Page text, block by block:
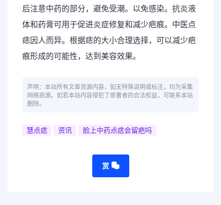
后注意中药的部分，避免受潮。以免感染。抗炎液
体和药膏可用于促进炎症修复和减少疤痕。中医点
痣因人而异。根据痣的大小合理选择，可以减少疤
痕形成的可能性，达到美容效果。
声明：本站所有文章资源内容，如无特殊说明或标注，均为采集
网络资源。如若本站内容侵犯了原著者的合法权益，可联系本站
删除。
慧点痣 资讯 脸上中药点痣会留疤吗
赏